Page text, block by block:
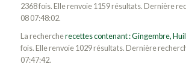
2368 fois. Elle renvoie 1159 résultats. Dernière
08 07:48:02.
La rechercherecettes contenant : Gingembre,
fois. Elle renvoie 1029 résultats. Dernière
07:47:42.